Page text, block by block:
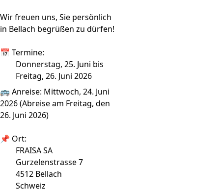
Wir freuen uns, Sie persönlich
in Bellach begrüßen zu dürfen!
📅 Termine:
Donnerstag, 25. Juni bis
Freitag, 26. Juni 2026
🚌 Anreise: Mittwoch, 24. Juni
2026 (Abreise am Freitag, den
26. Juni 2026)
📌 Ort:
FRAISA SA
Gurzelenstrasse 7
4512 Bellach
Schweiz